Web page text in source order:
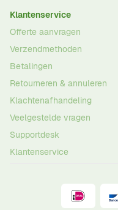
Klantenservice
Offerte aanvragen
Verzendmethoden
Betalingen
Retourneren & annuleren
Klachtenafhandeling
Veelgestelde vragen
Supportdesk
Klantenservice